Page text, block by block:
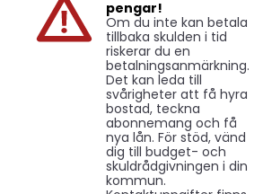
pengar!
Om du inte kan betala
tillbaka skulden i tid
riskerar du en
betalningsanmärkning.
Det kan leda till
svårigheter att få hyra
bostad, teckna
abonnemang och få
nya lån. För stöd, vänd
dig till budget- och
skuldrådgivningen i din
kommun.